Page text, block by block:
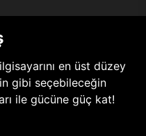
en üst düzey
gibi seçebileceğin
ile gücüne güç kat!